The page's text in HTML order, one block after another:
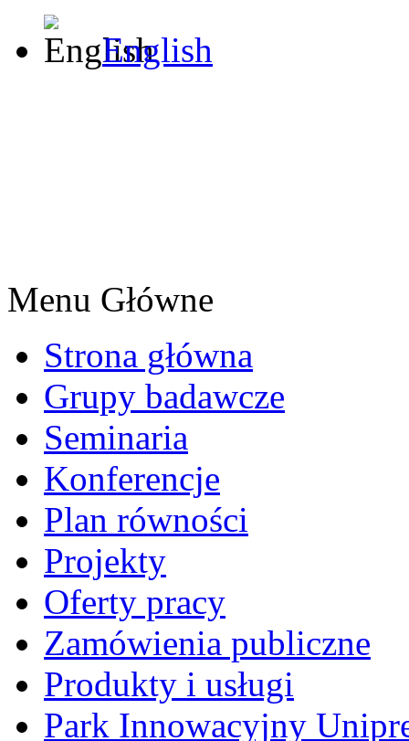
English
Menu Główne
Strona główna
Grupy badawcze
Seminaria
Konferencje
Plan równości
Projekty
Oferty pracy
Zamówienia publiczne
Produkty i usługi
Park Innowacyjny